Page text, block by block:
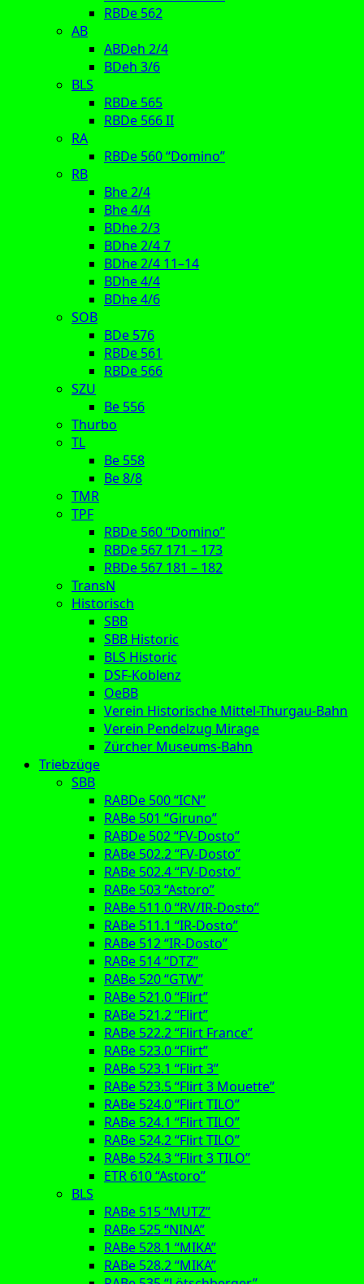
RBDe 562
AB
ABDeh 2/4
BDeh 3/6
BLS
RBDe 565
RBDe 566 II
RA
RBDe 560 “Domino”
RB
Bhe 2/4
Bhe 4/4
BDhe 2/3
BDhe 2/4 7
BDhe 2/4 11–14
BDhe 4/4
BDhe 4/6
SOB
BDe 576
RBDe 561
RBDe 566
SZU
Be 556
Thurbo
TL
Be 558
Be 8/8
TMR
TPF
RBDe 560 “Domino”
RBDe 567 171 – 173
RBDe 567 181 – 182
TransN
Historisch
SBB
SBB Historic
BLS Historic
DSF-Koblenz
OeBB
Verein Historische Mittel-Thurgau-Bahn
Verein Pendelzug Mirage
Zürcher Museums-Bahn
Triebzüge
SBB
RABDe 500 “ICN”
RABe 501 “Giruno”
RABDe 502 “FV-Dosto”
RABe 502.2 “FV-Dosto”
RABe 502.4 “FV-Dosto”
RABe 503 “Astoro”
RABe 511.0 “RV/IR-Dosto”
RABe 511.1 “IR-Dosto”
RABe 512 “IR-Dosto”
RABe 514 “DTZ”
RABe 520 “GTW”
RABe 521.0 “Flirt”
RABe 521.2 “Flirt”
RABe 522.2 “Flirt France”
RABe 523.0 “Flirt”
RABe 523.1 “Flirt 3”
RABe 523.5 “Flirt 3 Mouette”
RABe 524.0 “Flirt TILO”
RABe 524.1 “Flirt TILO”
RABe 524.2 “Flirt TILO”
RABe 524.3 “Flirt 3 TILO”
ETR 610 “Astoro”
BLS
RABe 515 “MUTZ”
RABe 525 “NINA”
RABe 528.1 “MIKA”
RABe 528.2 “MIKA”